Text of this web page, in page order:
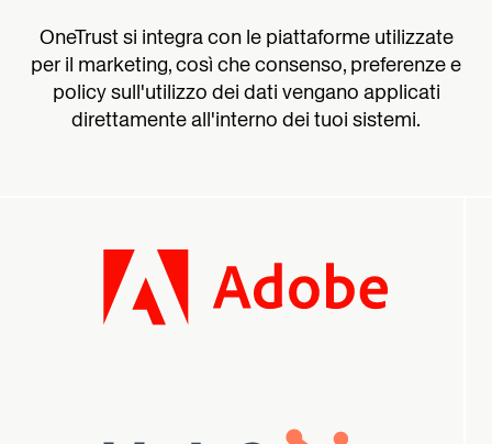
OneTrust si integra con le piattaforme utilizzate
per il marketing, così che consenso, preferenze e
policy sull'utilizzo dei dati vengano applicati
direttamente all'interno dei tuoi sistemi.